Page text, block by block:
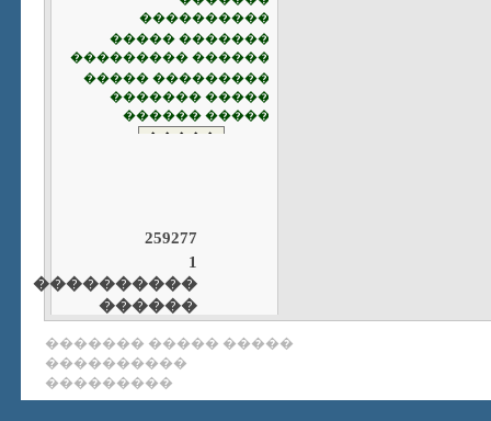
259277
1
����������
������
����� ����� �������
����������
���������